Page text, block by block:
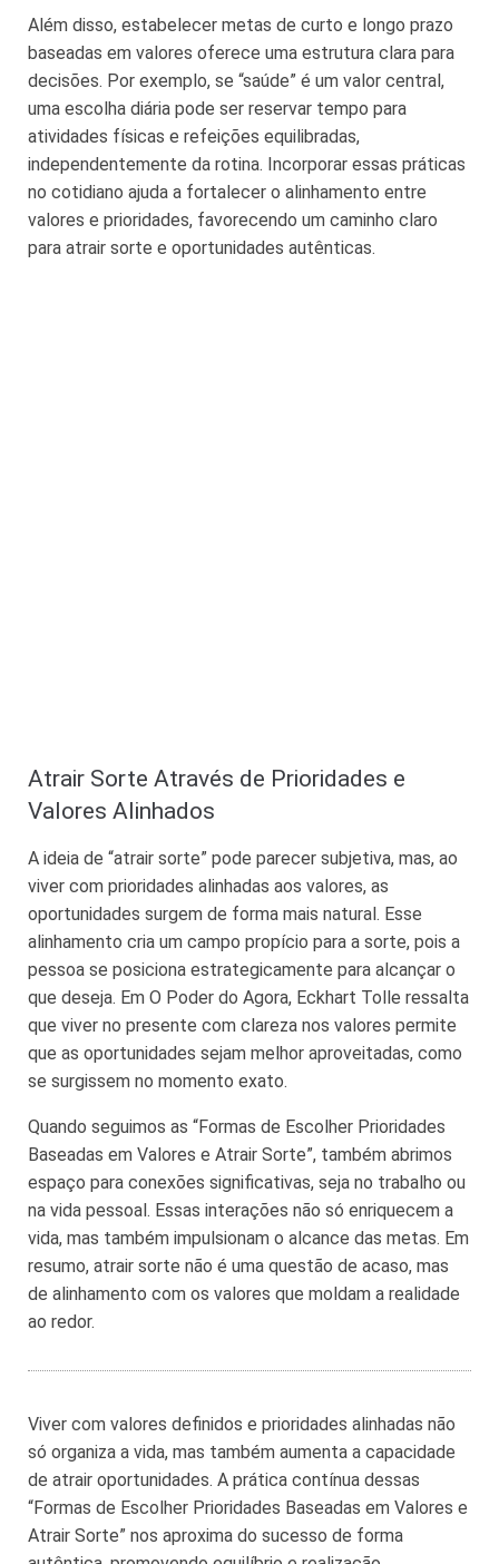
Além disso, estabelecer metas de curto e longo prazo
baseadas em valores oferece uma estrutura clara para
decisões. Por exemplo, se “saúde” é um valor central,
uma escolha diária pode ser reservar tempo para
atividades físicas e refeições equilibradas,
independentemente da rotina. Incorporar essas práticas
no cotidiano ajuda a fortalecer o alinhamento entre
valores e prioridades, favorecendo um caminho claro
para atrair sorte e oportunidades autênticas.
Atrair Sorte Através de Prioridades e
Valores Alinhados
A ideia de “atrair sorte” pode parecer subjetiva, mas, ao
viver com prioridades alinhadas aos valores, as
oportunidades surgem de forma mais natural. Esse
alinhamento cria um campo propício para a sorte, pois a
pessoa se posiciona estrategicamente para alcançar o
que deseja. Em O Poder do Agora, Eckhart Tolle ressalta
que viver no presente com clareza nos valores permite
que as oportunidades sejam melhor aproveitadas, como
se surgissem no momento exato.
Quando seguimos as “Formas de Escolher Prioridades
Baseadas em Valores e Atrair Sorte”, também abrimos
espaço para conexões significativas, seja no trabalho ou
na vida pessoal. Essas interações não só enriquecem a
vida, mas também impulsionam o alcance das metas. Em
resumo, atrair sorte não é uma questão de acaso, mas
de alinhamento com os valores que moldam a realidade
ao redor.
Viver com valores definidos e prioridades alinhadas não
só organiza a vida, mas também aumenta a capacidade
de atrair oportunidades. A prática contínua dessas
“Formas de Escolher Prioridades Baseadas em Valores e
Atrair Sorte” nos aproxima do sucesso de forma